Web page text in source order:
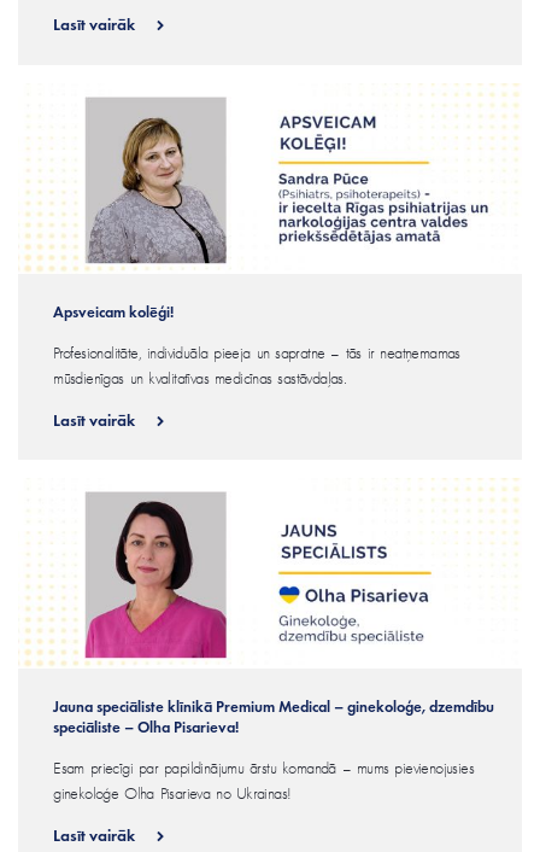
Lasīt vairāk
Apsveicam kolēģi!
Profesionalitāte, individuāla pieeja un sapratne – tās ir neatņemamas
mūsdienīgas un kvalitatīvas medicīnas sastāvdaļas.
Lasīt vairāk
Jauna speciāliste klīnikā Premium Medical – ginekoloģe, dzemdību
speciāliste – Olha Pisarieva!
Esam priecīgi par papildinājumu ārstu komandā – mums pievienojusies
ginekoloģe Olha Pisarieva no Ukrainas!
Lasīt vairāk